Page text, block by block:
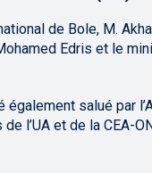
de Bole, M.
Edris et le
également salué par
l’UA et de la CEA-